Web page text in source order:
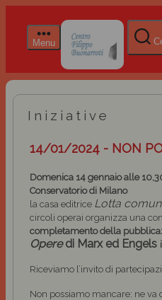
Menu
Iniziative
14/01/2024 - NON
Domenica 14 gennaio alle
Conservatorio di Milano
la casa editrice Lotta
circoli operai organizza una
completamento della
Operedi Marx ed Engels
Riceviamo l’invito di
Non possiamo mancare: ne va